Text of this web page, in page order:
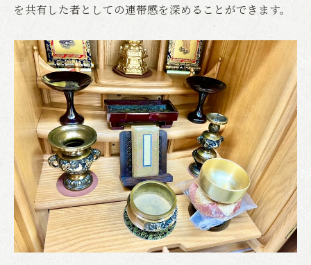
を共有した者としての連帯感を深めることができます。